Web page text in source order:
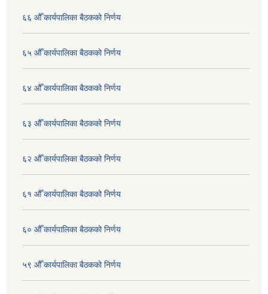
६६ औँ कार्यपालिका बैठकको निर्णय
६५ औँ कार्यपालिका बैठकको निर्णय
६४ औँ कार्यपालिका बैठकको निर्णय
६३ औँ कार्यपालिका बैठकको निर्णय
६२ औँ कार्यपालिका बैठकको निर्णय
६१ औँ कार्यपालिका बैठकको निर्णय
६० औँ कार्यपालिका बैठकको निर्णय
५९ औँ कार्यपालिका बैठकको निर्णय